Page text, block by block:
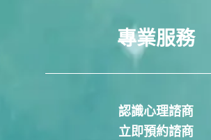
專業服務
認識心理諮商
立即預約諮商